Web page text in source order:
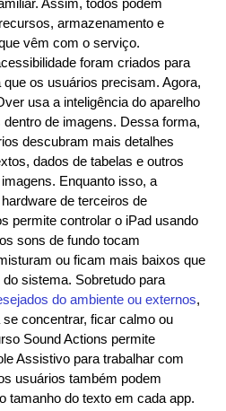
armazenamento e
vêm com o serviço.
foram criados para
os usuários precisam. Agora,
usa a inteligência do aparelho
dentro de imagens. Dessa forma,
descubram mais detalhes
dados de tabelas e outros
Enquanto isso, a
de terceiros de
permite controlar o iPad usando
sons de fundo tocam
ou ficam mais baixos que
sistema. Sobretudo para
do ambiente ou externos,
concentrar, ficar calmo ou
Sound Actions permite
Assistivo para trabalhar com
usuários também podem
tamanho do texto em cada app.